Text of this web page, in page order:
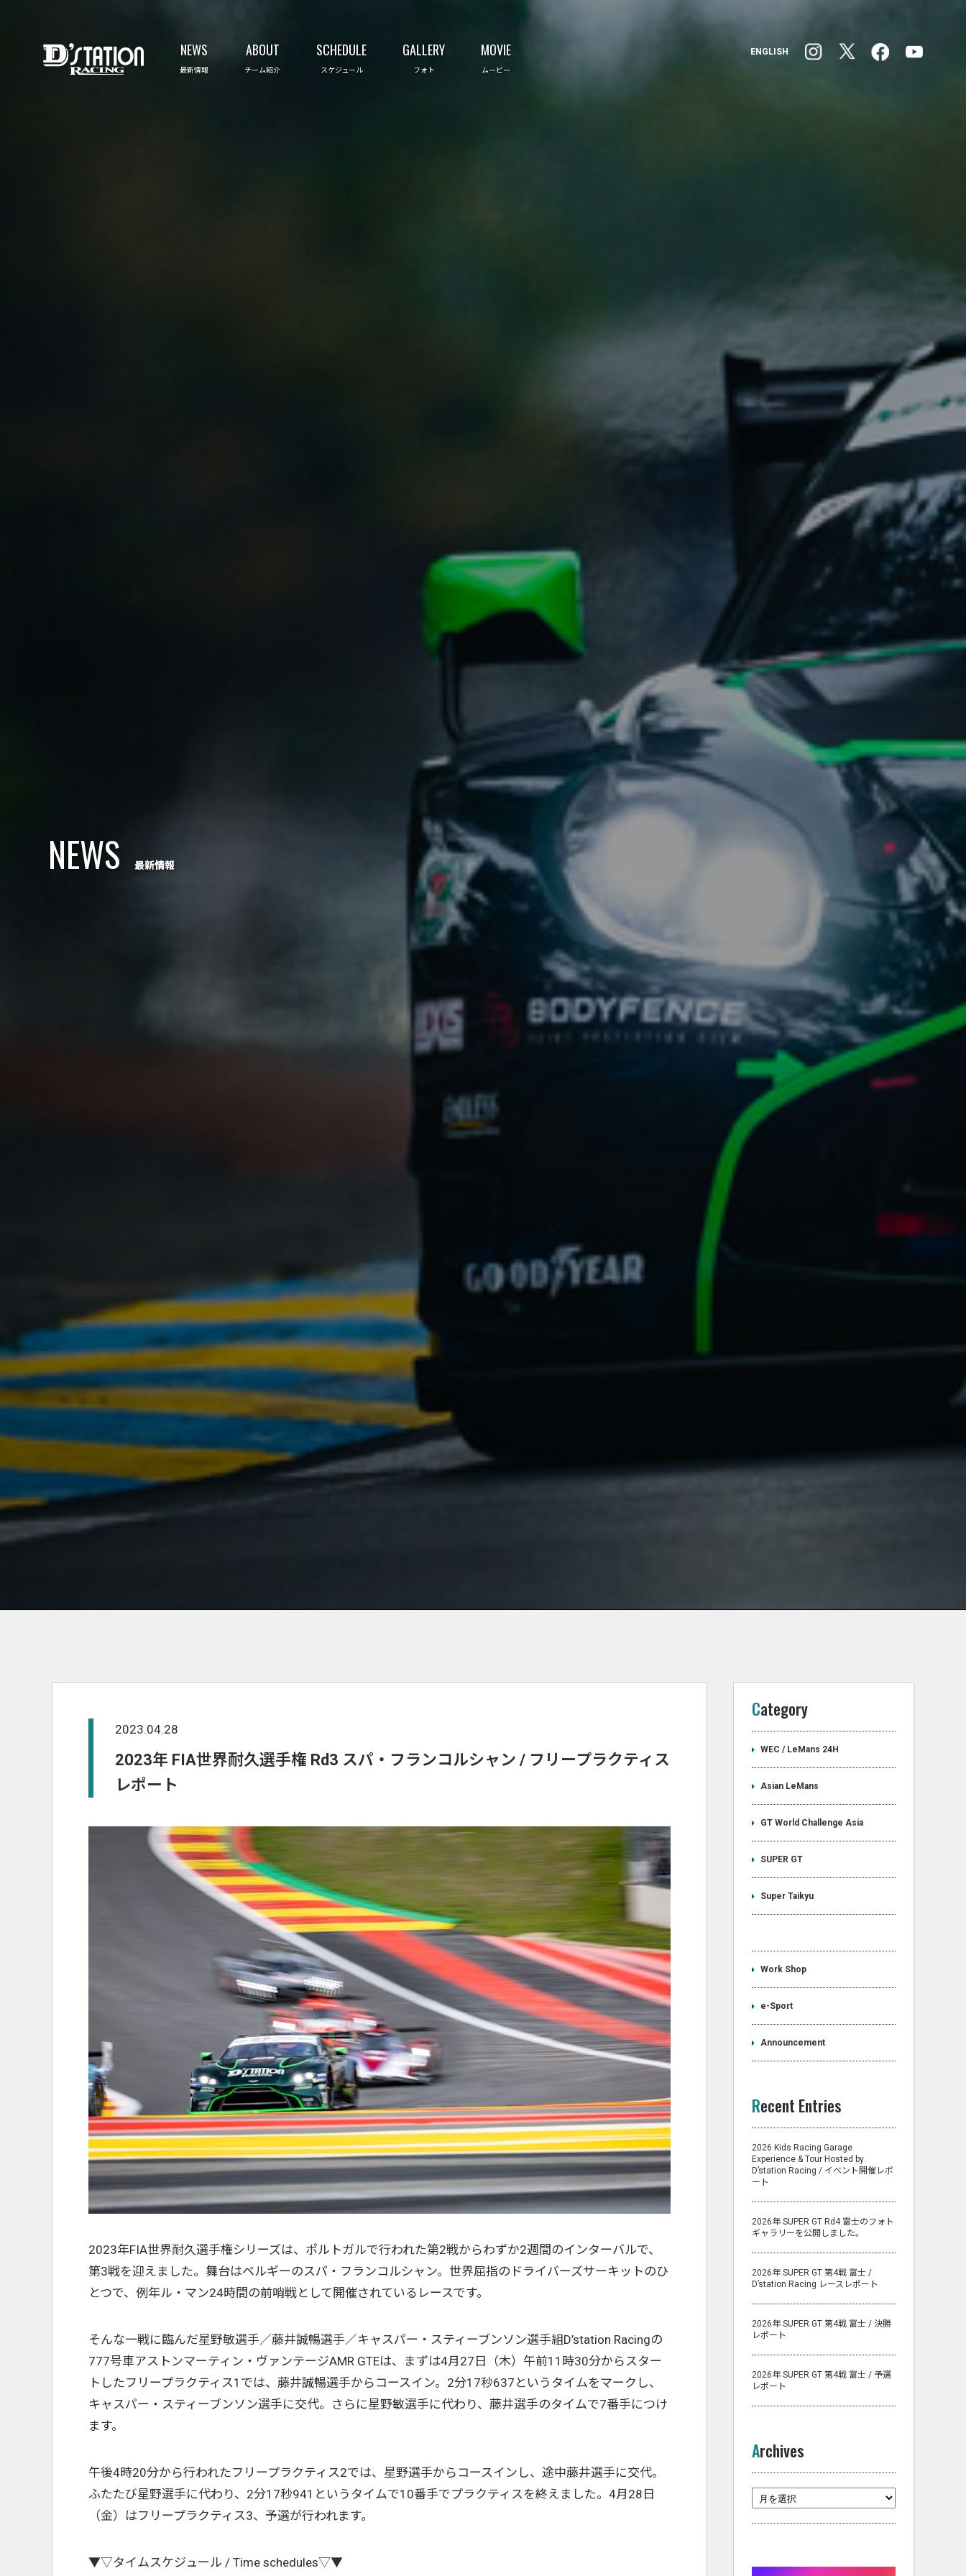
NEWS
最新情報
ABOUT
チーム紹介
SCHEDULE
スケジュール
GALLERY
フォト
MOVIE
ムービー
ENGLISH
NEWS 最新情報
2023.04.28
2023年 FIA世界耐久選手権 Rd3 スパ・フランコルシャン / フリープラクティス
レポート
2023年FIA世界耐久選手権シリーズは、ポルトガルで行われた第2戦からわずか2週間のインターバルで、
第3戦を迎えました。舞台はベルギーのスパ・フランコルシャン。世界屈指のドライバーズサーキットのひ
とつで、例年ル・マン24時間の前哨戦として開催されているレースです。
そんな一戦に臨んだ星野敏選手／藤井誠暢選手／キャスパー・スティーブンソン選手組D’station Racingの
777号車アストンマーティン・ヴァンテージAMR GTEは、まずは4月27日（木）午前11時30分からスター
トしたフリープラクティス1では、藤井誠暢選手からコースイン。2分17秒637というタイムをマークし、
キャスパー・スティーブンソン選手に交代。さらに星野敏選手に代わり、藤井選手のタイムで7番手につけ
ます。
午後4時20分から行われたフリープラクティス2では、星野選手からコースインし、途中藤井選手に交代。
ふたたび星野選手に代わり、2分17秒941というタイムで10番手でプラクティスを終えました。4月28日
（金）はフリープラクティス3、予選が行われます。
▼▽タイムスケジュール / Time schedules▽▼
Category
WEC / LeMans 24H
Asian LeMans
GT World Challenge Asia
SUPER GT
Super Taikyu
Work Shop
e-Sport
Announcement
Recent Entries
2026 Kids Racing Garage
Experience & Tour Hosted by
D’station Racing / イベント開催レポ
ート
2026年 SUPER GT Rd4 富士のフォト
ギャラリーを公開しました。
2026年 SUPER GT 第4戦 富士 /
D’station Racing レースレポート
2026年 SUPER GT 第4戦 富士 / 決勝
レポート
2026年 SUPER GT 第4戦 富士 / 予選
レポート
Archives